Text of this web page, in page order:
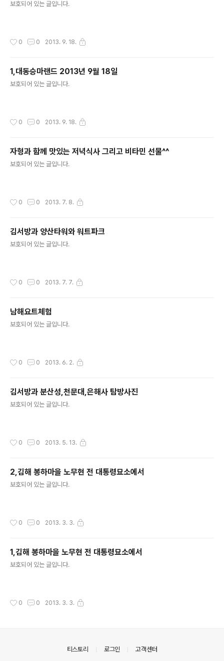
보호되어 있는 글입니다.
0 0 2013. 9. 18.
1,대동승마랜드 2013년 9월 18일
보호되어 있는 글입니다.
0 0 2013. 9. 18.
자형과 함께 맛있는 저녁식사 그리고 비타민 선물^^
보호되어 있는 글입니다.
0 0 2013. 7. 8.
김서방과 양산타워와 워트파크
보호되어 있는 글입니다.
0 0 2013. 7. 7.
남해요트체험
보호되어 있는 글입니다.
0 0 2013. 6. 2.
김서방과 분산성,천문대,은해사 탐방사진
보호되어 있는 글입니다.
0 0 2013. 5. 13.
2,김해 봉하마을 노무현 전 대통령묘소에서
보호되어 있는 글입니다.
0 0 2013. 3. 3.
1,김해 봉하마을 노무현 전 대통령묘소에서
보호되어 있는 글입니다.
0 0 2013. 3. 3.
티스토리 로그인 고객센터